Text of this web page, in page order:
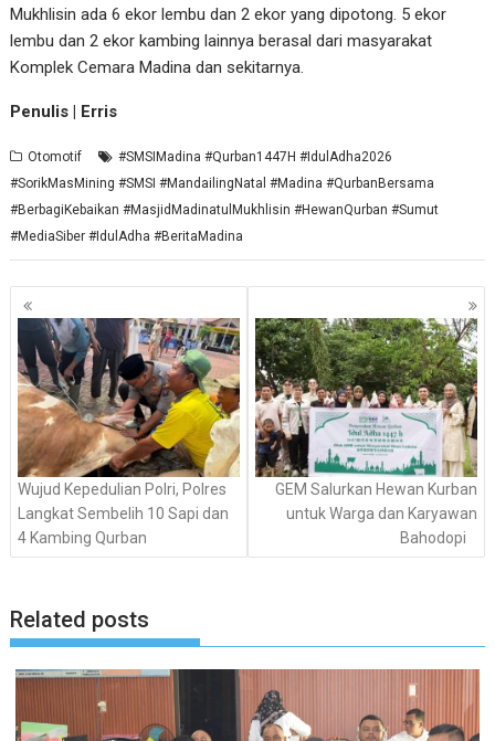
Mukhlisin ada 6 ekor lembu dan 2 ekor yang dipotong. 5 ekor
lembu dan 2 ekor kambing lainnya berasal dari masyarakat
Komplek Cemara Madina dan sekitarnya.
Penulis | Erris
Otomotif
#SMSIMadina #Qurban1447H #IdulAdha2026
#SorikMasMining #SMSI #MandailingNatal #Madina #QurbanBersama
#BerbagiKebaikan #MasjidMadinatulMukhlisin #HewanQurban #Sumut
#MediaSiber #IdulAdha #BeritaMadina
Navigasi
pos
Wujud Kepedulian Polri, Polres
Langkat Sembelih 10 Sapi dan
4 Kambing Qurban
GEM Salurkan Hewan Kurban
untuk Warga dan Karyawan
Bahodopi
Related posts